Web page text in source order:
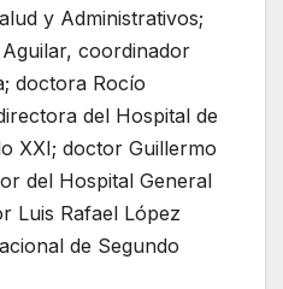
y Administrativos;
coordinador
doctora Rocío
del Hospital de
XXI; doctor Guillermo
del Hospital General
Luis Rafael López
de Segundo